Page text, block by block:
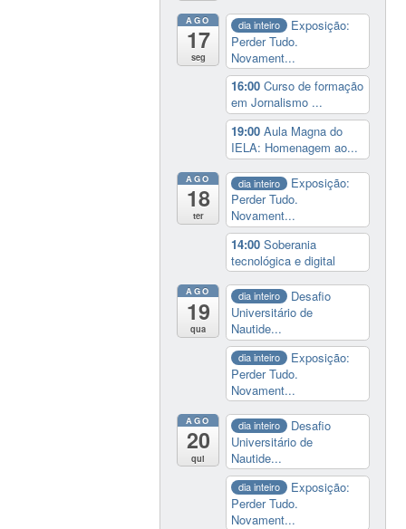
AGO
17
seg
dia inteiro
Exposição:
Perder Tudo.
Novament...
16:00Curso de formação
em Jornalismo ...
19:00Aula Magna do
IELA: Homenagem ao...
AGO
18
ter
dia inteiro
Exposição:
Perder Tudo.
Novament...
14:00Soberania
tecnológica e digital
AGO
19
qua
dia inteiro
Desafio
Universitário de
Nautide...
dia inteiro
Exposição:
Perder Tudo.
Novament...
AGO
20
qui
dia inteiro
Desafio
Universitário de
Nautide...
dia inteiro
Exposição:
Perder Tudo.
Novament...